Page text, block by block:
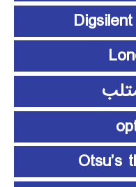
Otsu’s